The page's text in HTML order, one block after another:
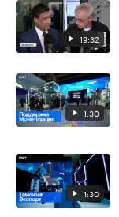
19:32
1:30
1:30